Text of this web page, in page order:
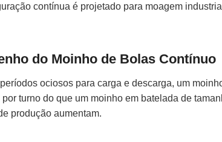
contínua é projetado para moagem
do Moinho de Bolas Contínuo
ociosos para carga e descarga, um
turno do que um moinho em batelada de
produção aumentam.